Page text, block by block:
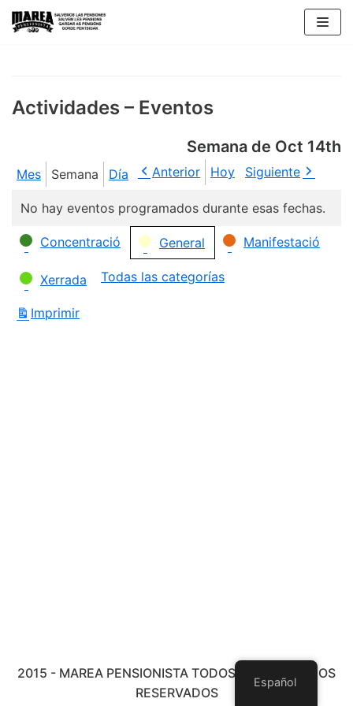
Saltar
Actividades – Eventos
Semana de Oct 14th
Mes Semana Día Anterior Hoy Siguiente
No hay eventos programados durante esas fechas.
Categorías
Concentració General Manifestació
Xerrada Todas las categorías
Imprimir
2015 - MAREA PENSIONISTA TODOS LOS DERECHOS
RESERVADOS
Español